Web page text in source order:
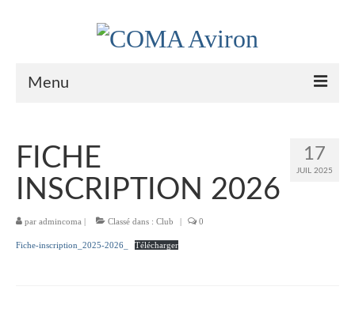
Menu
Nos couleurs
Historique
Plan d’accès
17
JUIL 2025
FICHE
INSCRIPTION 2026
par admincoma | Classé dans : Club | 0
Fiche-inscription_2025-2026_ Télécharger